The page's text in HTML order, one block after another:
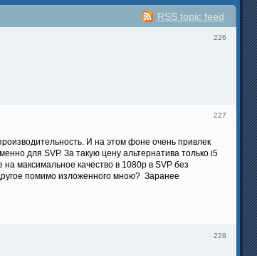
RSS topic feed
226
227
И на этом фоне очень привлек
для SVP. За такую цену альтернатива только i5
максимальное качество в 1080p в SVP без
помимо изложенного мною? Заранее
228